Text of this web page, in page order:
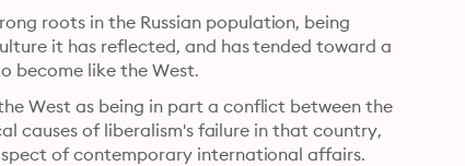
roots in the Russian population, being
it has reflected, and has tended toward a
West as being in part a conflict between the
causes of liberalism's failure in that country,
of contemporary international affairs.